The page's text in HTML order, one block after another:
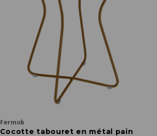
Fermob
Cocotte tabouret en métal pain